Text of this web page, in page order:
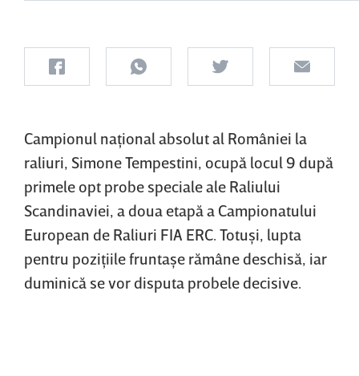
Campionul naţional absolut al României la
raliuri, Simone Tempestini, ocupă locul 9 după
primele opt probe speciale ale Raliului
Scandinaviei, a doua etapă a Campionatului
European de Raliuri FIA ERC. Totuşi, lupta
pentru poziţiile fruntaşe rămâne deschisă, iar
duminică se vor disputa probele decisive.